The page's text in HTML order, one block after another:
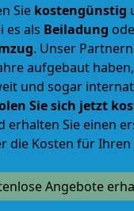
Sie kostengünstig
es als Beiladung
. Unser
aufgebaut
und sogar
Sie sich jetzt
erhalten Sie einen
die Kosten für Ihren
Angebote